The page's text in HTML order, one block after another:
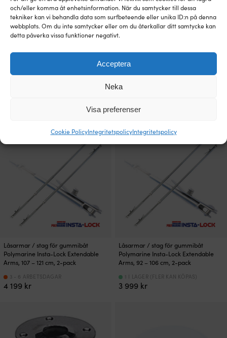
och/eller komma åt enhetsinformation. När du samtycker till dessa
tekniker kan vi behandla data som surfbeteende eller unika ID:n på denna
webbplats. Om du inte samtycker eller om du återkallar ditt samtycke kan
detta påverka vissa funktioner negativt.
Acceptera
Neka
Visa preferenser
Cookie PolicyIntegritetspolicyIntegritetspolicy
Skyddsplatta Hurley, dubbel, 2-pack
Neopren- & hypalon-lim / lim till
gummibåt Crosseven, 1-komponent,
75 ml
109kr
Låsarmar / stag för gummibåt
Polymarine Insta-Lock Extendable
Arms, 107 – 121 cm, 2-pack
4 199 kr
3 - 6 ARBETSDAGAR
Låsarmar / stag för gummibåt
Polymarine Insta-Lock Extendable
Arms, 92 – 106 cm, 2-pack
3 999 kr
1 I LAGER (FLER KAN KÖPAS)